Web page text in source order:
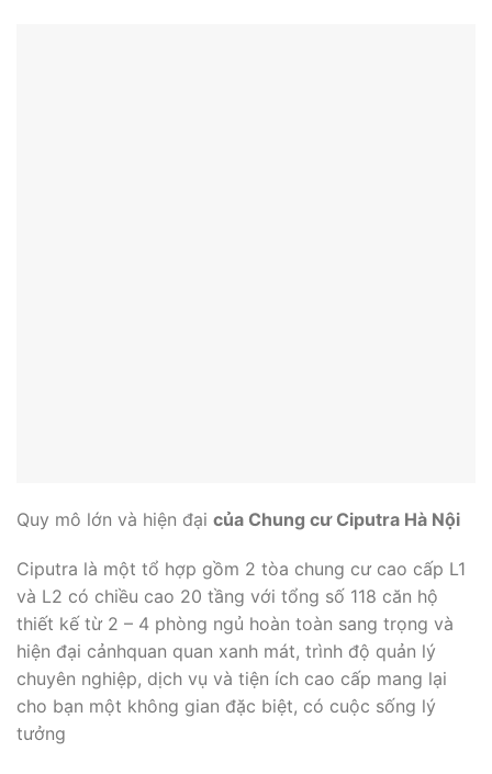
Quy mô lớn và hiện đại của Chung cư Ciputra Hà Nội
Ciputra là một tổ hợp gồm 2 tòa chung cư cao cấp L1
và L2 có chiều cao 20 tầng với tổng số 118 căn hộ
thiết kế từ 2 – 4 phòng ngủ hoàn toàn sang trọng và
hiện đại cảnhquan quan xanh mát, trình độ quản lý
chuyên nghiệp, dịch vụ và tiện ích cao cấp mang lại
cho bạn một không gian đặc biệt, có cuộc sống lý
tưởng